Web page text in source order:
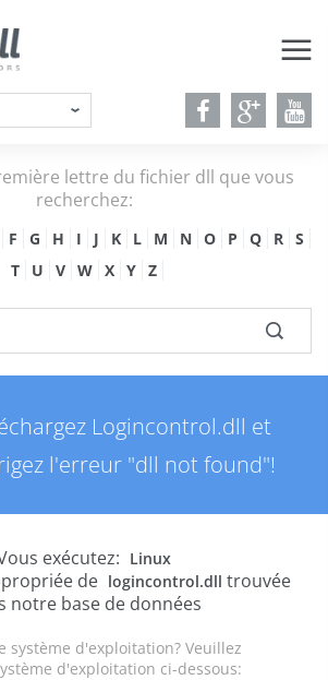
lettre du fichier dll que vous
recherchez:
F G H I J K L M N O P Q R
S
T
U V W X Y Z
Logincontrol.dll et
l'erreur "dll not found"!
exécutez: Linux
de logincontrol.dll trouvée
notre base de données
système d'exploitation? Veuillez
d'exploitation ci-dessous: